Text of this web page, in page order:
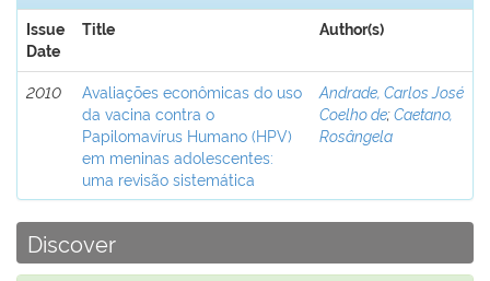
Issue
Date
Title Author(s)
2010
Avaliações econômicas do uso
da vacina contra o
Papilomavírus Humano (HPV)
em meninas adolescentes:
uma revisão sistemática
Andrade, Carlos José
Coelho de;Caetano,
Rosângela
Discover